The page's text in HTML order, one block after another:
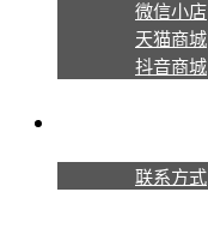
微信小店
天猫商城
抖音商城
联系方式